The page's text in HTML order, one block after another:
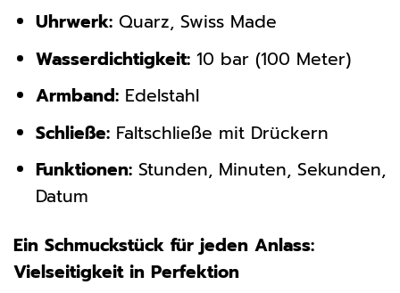
Uhrwerk:Quarz, Swiss Made
Wasserdichtigkeit:10 bar (100 Meter)
Armband:Edelstahl
Schließe:Faltschließe mit Drückern
Funktionen:Stunden, Minuten, Sekunden,
Datum
Ein Schmuckstück für jeden Anlass:
Vielseitigkeit in Perfektion